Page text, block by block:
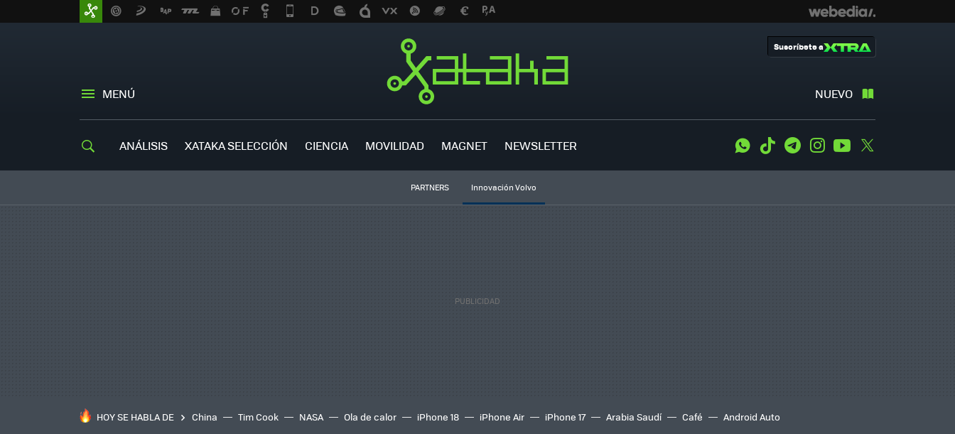
MENÚ NUEVO
Suscríbete a
ANÁLISIS XATAKA SELECCIÓN CIENCIA MOVILIDAD MAGNET NEWSLETTER WhatsApp
Tiktok TelegramInstagramYoutube
PARTNERS Innovación Volvo
HOY SE HABLA DE China Tim Cook NASA Ola de calor iPhone 18 iPhone Air iPhone 17 Arabia Saudí Café Android Auto